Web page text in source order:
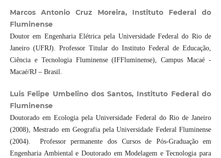
Marcos Antonio Cruz Moreira, Instituto Federal do
Fluminense
Doutor em Engenharia Elétrica pela Universidade Federal do Rio de
Janeiro (UFRJ). Professor Titular do Instituto Federal de Educação,
Ciência e Tecnologia Fluminense (IFFluminense), Campus Macaé -
Macaé/RJ – Brasil.
Luis Felipe Umbelino dos Santos, Instituto Federal do
Fluminense
Doutorado em Ecologia pela Universidade Federal do Rio de Janeiro
(2008), Mestrado em Geografia pela Universidade Federal Fluminense
(2004). Professor permanente dos Cursos de Pós-Graduação em
Engenharia Ambiental e Doutorado em Modelagem e Tecnologia para